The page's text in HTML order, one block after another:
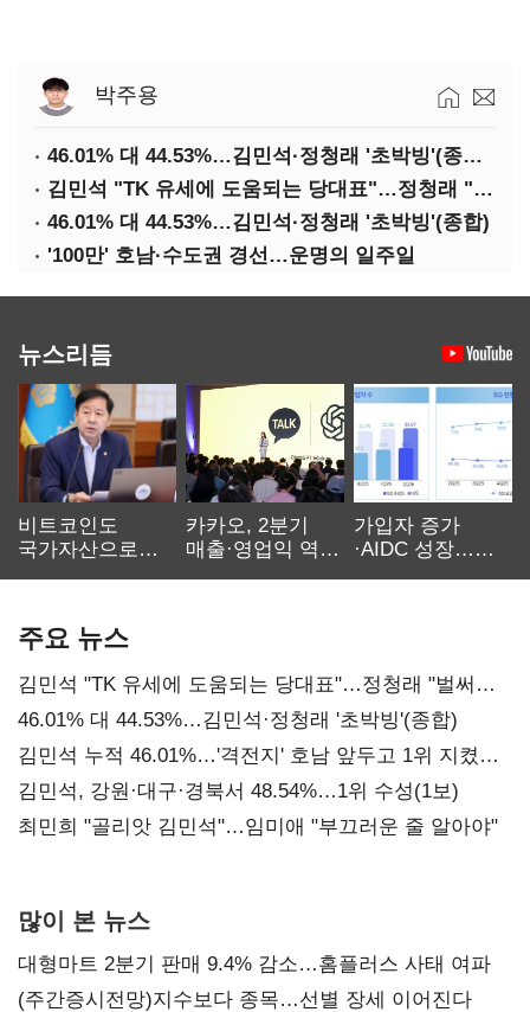
박주용
46.01% 대 44.53%…김민석·정청래 '초박빙'(종합 2보)
김민석 "TK 유세에 도움되는 당대표"…정청래 "벌써 대표된 양 당직 배분"
46.01% 대 44.53%…김민석·정청래 '초박빙'(종합)
'100만' 호남·수도권 경선…운명의 일주일
뉴스리듬
비트코인도
국가자산으로…'
카카오, 2분기
매출·영업익 역대
가입자 증가
·AIDC 성장…
주요 뉴스
김민석 "TK 유세에 도움되는 당대표"…정청래 "벌써
대표된 양 당직 배분"
46.01% 대 44.53%…김민석·정청래 '초박빙'(종합)
김민석 누적 46.01%…'격전지' 호남 앞두고 1위 지켰다
(2보)
김민석, 강원·대구·경북서 48.54%…1위 수성(1보)
최민희 "골리앗 김민석"…임미애 "부끄러운 줄 알아야"
많이 본 뉴스
대형마트 2분기 판매 9.4% 감소…홈플러스 사태 여파
(주간증시전망)지수보다 종목…선별 장세 이어진다